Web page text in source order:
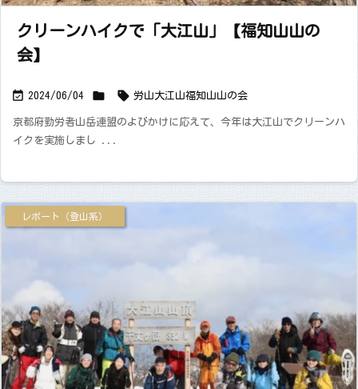
クリーンハイクで「大江山」【福知山山の
会】
 2024/06/04   労山大江山福知山山の会
京都府勤労者山岳連盟のよびかけに応えて、今年は大江山でクリーンハ
イクを実施しまし ...
レポート（登山系）